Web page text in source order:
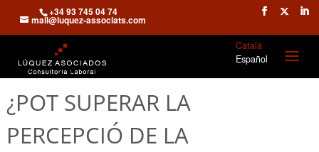
+34 93 745 04 74
mail@luquez-associats.com
Català
Español
¿POT SUPERAR LA
PERCEPCIÓ DE LA